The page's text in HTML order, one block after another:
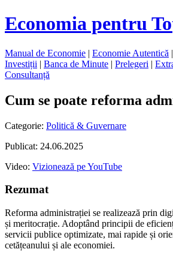
Economia pentru
Manual de Economie | Economie Autentică |
Investiții | Banca de Minute | Prelegeri |
Consultanță
Cum se poate reforma
Categorie: Politică & Guvernare
Publicat: 24.06.2025
Video: Vizionează pe YouTube
Rezumat
Reforma administrației se realizează prin
și meritocrație. Adoptând principii de
servicii publice optimizate, mai rapide și
cetățeanului și ale economiei.